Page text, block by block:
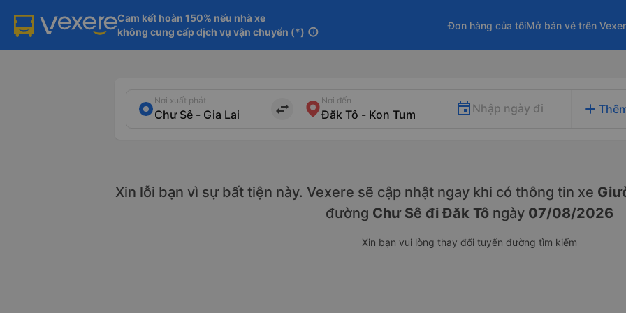
Cam kết hoàn 150% nếu nhà xe
không cung cấp dịch vụ vận chuyển (*) info
Đơn hàng của tôiMở bán vé trên
Nơi xuất phát
import_export
Nơi đến
Nhập ngày đi add
Xin lỗi bạn vì sự bất tiện này. Vexere sẽ cập nhật ngay khi có thông tin xe
đường Chư Sê đi Đăk Tô ngày 07/08/2026
Xin bạn vui lòng thay đổi tuyến đường tìm kiếm